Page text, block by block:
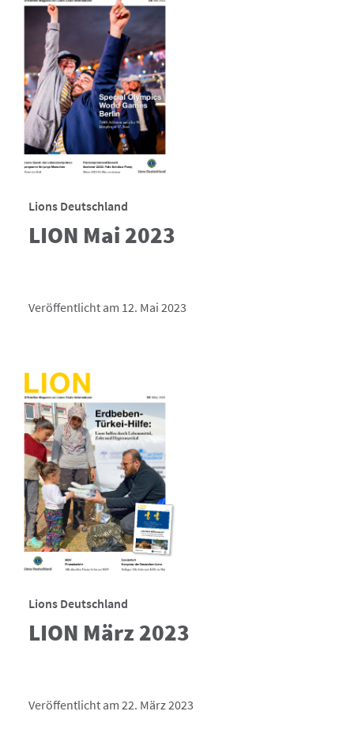
Lions Deutschland
LION Mai 2023
Veröffentlicht am 12. Mai 2023
Lions Deutschland
LION März 2023
Veröffentlicht am 22. März 2023